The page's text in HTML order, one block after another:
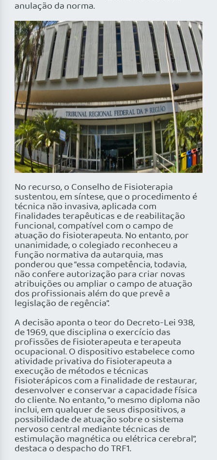
anulação da norma.
No recurso, o Conselho de Fisioterapia
sustentou, em síntese, que o procedimento é
técnica não invasiva, aplicada com
finalidades terapêuticas e de reabilitação
funcional, compatível com o campo de
atuação do fisioterapeuta. No entanto, por
unanimidade, o colegiado reconheceu a
função normativa da autarquia, mas
ponderou que “essa competência, todavia,
não confere autorização para criar novas
atribuições ou ampliar o campo de atuação
dos profissionais além do que prevê a
legislação de regência”.
A decisão aponta o teor do Decreto-Lei 938,
de 1969, que disciplina o exercício das
profissões de fisioterapeuta e terapeuta
ocupacional. O dispositivo estabelece como
atividade privativa do fisioterapeuta a
execução de métodos e técnicas
fisioterápicos com a finalidade de restaurar,
desenvolver e conservar a capacidade física
do cliente. No entanto, “o mesmo diploma não
inclui, em qualquer de seus dispositivos, a
possibilidade de atuação sobre o sistema
nervoso central mediante técnicas de
estimulação magnética ou elétrica cerebral”,
destaca o despacho do TRF1.